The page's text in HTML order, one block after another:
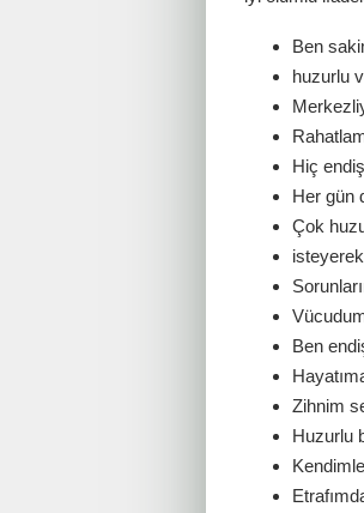
Ben
huzurlu
Hiç
Her gün
Çok
Ben
Zihnim
Huzurlu